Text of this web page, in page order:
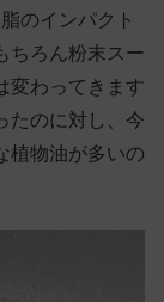
のインパクト
ちろん粉末スー
変わってきます
たのに対し、今
植物油が多いの